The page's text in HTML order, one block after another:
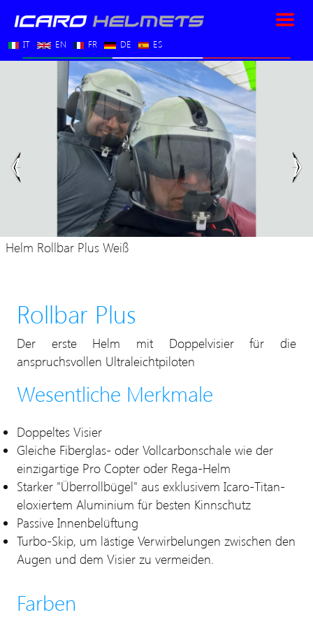
IT EN FR DE ES
Helm Rollbar Plus Weiß
Vorherige
Rollbar Plus
Der erste Helm mit Doppelvisier für die
anspruchsvollen Ultraleichtpiloten
Wesentliche Merkmale
Doppeltes Visier
Gleiche Fiberglas- oder Vollcarbonschale wie der
einzigartige Pro Copter oder Rega-Helm
Starker "Überrollbügel" aus exklusivem Icaro-Titan-
eloxiertem Aluminium für besten Kinnschutz
Passive Innenbelüftung
Turbo-Skip, um lästige Verwirbelungen zwischen den
Augen und dem Visier zu vermeiden.
Farben